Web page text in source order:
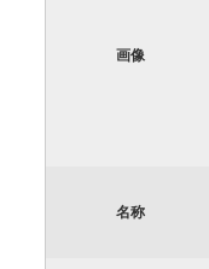
画像
名称